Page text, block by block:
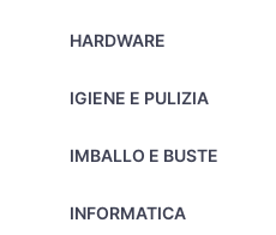
HARDWARE
IGIENE E PULIZIA
IMBALLO E BUSTE
INFORMATICA